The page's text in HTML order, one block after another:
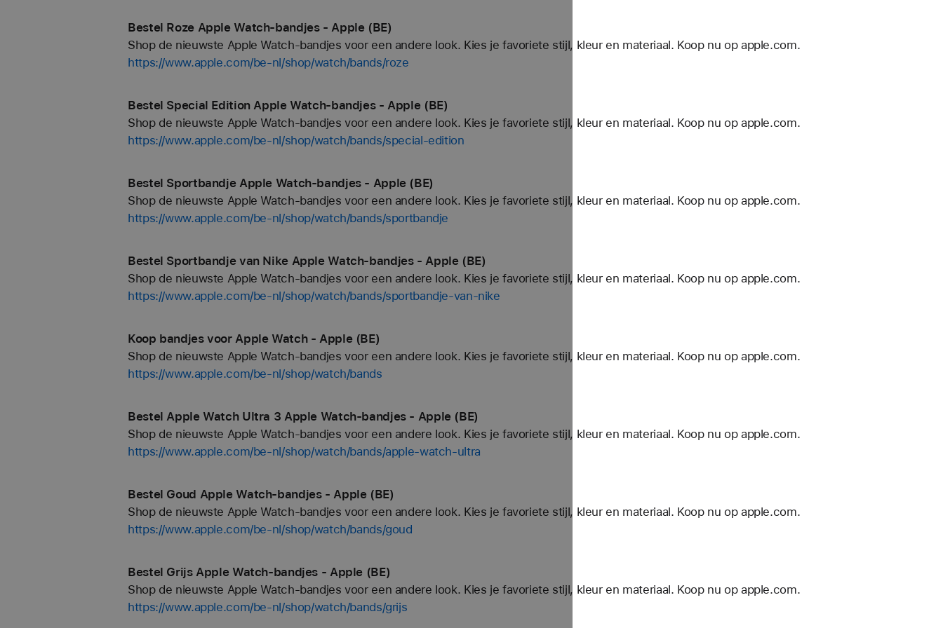
Bestel Roze Apple Watch-bandjes - Apple (BE)
Shop de nieuwste Apple Watch-bandjes voor een andere look. Kies je favoriete stijl, kleur en materiaal. Koop nu op apple.com.
https://www.apple.com/be-nl/shop/watch/bands/roze
Bestel Special Edition Apple Watch-bandjes - Apple (BE)
Shop de nieuwste Apple Watch-bandjes voor een andere look. Kies je favoriete stijl, kleur en materiaal. Koop nu op apple.com.
https://www.apple.com/be-nl/shop/watch/bands/special-edition
Bestel Sportbandje Apple Watch-bandjes - Apple (BE)
Shop de nieuwste Apple Watch-bandjes voor een andere look. Kies je favoriete stijl, kleur en materiaal. Koop nu op apple.com.
https://www.apple.com/be-nl/shop/watch/bands/sportbandje
Bestel Sportbandje van Nike Apple Watch-bandjes - Apple (BE)
Shop de nieuwste Apple Watch-bandjes voor een andere look. Kies je favoriete stijl, kleur en materiaal. Koop nu op apple.com.
https://www.apple.com/be-nl/shop/watch/bands/sportbandje-van-nike
Koop bandjes voor Apple Watch - Apple (BE)
Shop de nieuwste Apple Watch-bandjes voor een andere look. Kies je favoriete stijl, kleur en materiaal. Koop nu op apple.com.
https://www.apple.com/be-nl/shop/watch/bands
Bestel Apple Watch Ultra 3 Apple Watch-bandjes - Apple (BE)
Shop de nieuwste Apple Watch-bandjes voor een andere look. Kies je favoriete stijl, kleur en materiaal. Koop nu op apple.com.
https://www.apple.com/be-nl/shop/watch/bands/apple-watch-ultra
Bestel Goud Apple Watch-bandjes - Apple (BE)
Shop de nieuwste Apple Watch-bandjes voor een andere look. Kies je favoriete stijl, kleur en materiaal. Koop nu op apple.com.
https://www.apple.com/be-nl/shop/watch/bands/goud
Bestel Grijs Apple Watch-bandjes - Apple (BE)
Shop de nieuwste Apple Watch-bandjes voor een andere look. Kies je favoriete stijl, kleur en materiaal. Koop nu op apple.com.
https://www.apple.com/be-nl/shop/watch/bands/grijs